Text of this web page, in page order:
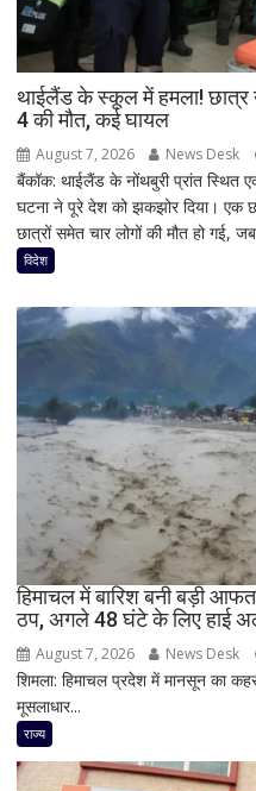
थाईलैंड के स्कूल में हमला! छात्र
4 की मौत, कई घायल
August 7, 2026 News Desk
बैंकॉक: थाईलैंड के नोंथबुरी प्रांत स्थित
घटना ने पूरे देश को झकझोर दिया। एक
छात्रों समेत चार लोगों की मौत हो गई,
विदेश
हिमाचल में बारिश बनी बड़ी
ठप, अगले 48 घंटे के लिए हाई
August 7, 2026 News Desk
शिमला: हिमाचल प्रदेश में मानसून का
मूसलाधार...
राज्य